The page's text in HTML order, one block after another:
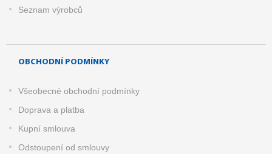
Seznam výrobců
OBCHODNÍ PODMÍNKY
Všeobecné obchodní podmínky
Doprava a platba
Kupní smlouva
Odstoupení od smlouvy